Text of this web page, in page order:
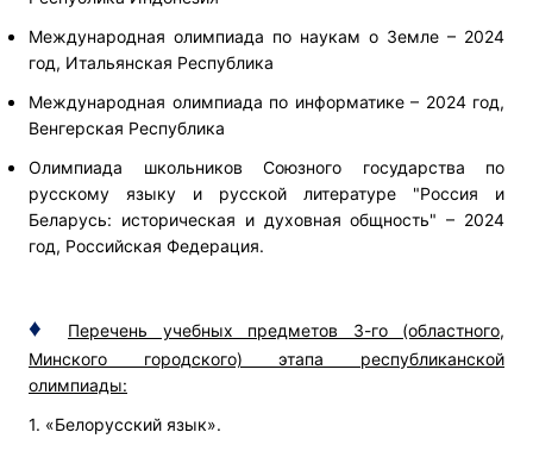
Международная олимпиада по наукам о Земле – 2024
год, Итальянская Республика
Международная олимпиада по информатике – 2024 год,
Венгерская Республика
Олимпиада школьников Союзного государства по
русскому языку и русской литературе "Россия и
Беларусь: историческая и духовная общность" – 2024
год, Российская Федерация.
♦
Перечень учебных предметов 3-го (областного,
Минского городского) этапа республиканской
олимпиады:
1. «Белорусский язык».